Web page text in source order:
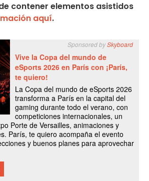
contener elementos asistidos
aquí.